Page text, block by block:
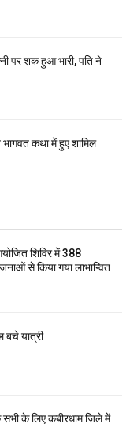
पर शक हुआ भारी, पति ने
कथा में हुए शामिल
शिविर में 388
से किया गया लाभान्वित
बचे यात्री
सभी के लिए कबीरधाम जिले में